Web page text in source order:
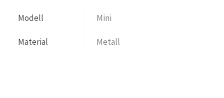
Modell Mini
Material Metall